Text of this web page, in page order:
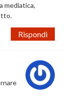
mediatica,
Rispondi